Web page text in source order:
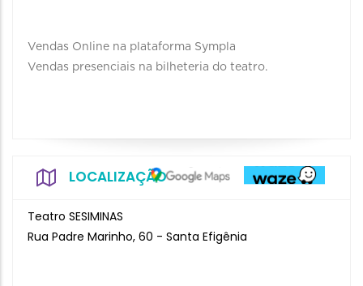
Vendas Online na plataforma Sympla
Vendas presenciais na bilheteria do teatro.
LOCALIZAÇÃO
Teatro SESIMINAS
Rua Padre Marinho, 60 - Santa Efigênia